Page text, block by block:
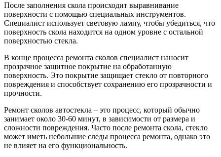
После заполнения скола происходит выравнивание
поверхности с помощью специальных инструментов.
Специалист использует световую лампу, чтобы убедиться, что
поверхность скола находится на одном уровне с остальной
поверхностью стекла.
В конце процесса ремонта сколов специалист наносит
прозрачное защитное покрытие на обработанную
поверхность. Это покрытие защищает стекло от повторного
повреждения и способствует сохранению его прозрачности и
прочности.
Ремонт сколов автостекла – это процесс, который обычно
занимает около 30-60 минут, в зависимости от размера и
сложности повреждения. Часто после ремонта скола, стекло
может иметь небольшие следы процесса ремонта, однако это
не влияет на его функциональность.